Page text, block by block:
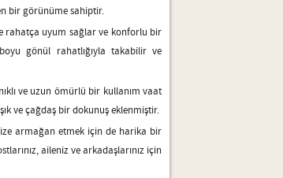
bir görünüme sahiptir.
rahatça uyum sağlar ve konforlu bir
gönül rahatlığıyla takabilir ve
ve uzun ömürlü bir kullanım vaat
ve çağdaş bir dokunuş eklenmiştir.
armağan etmek için de harika bir
aileniz ve arkadaşlarınız için